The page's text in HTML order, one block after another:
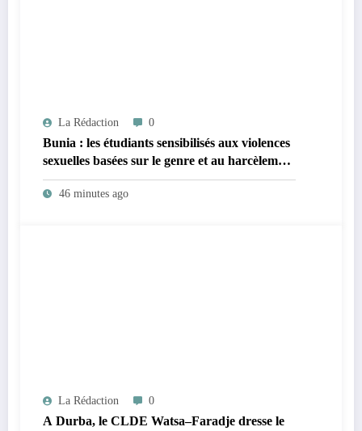
La Rédaction 0
Bunia : les étudiants sensibilisés aux violences
sexuelles basées sur le genre et au harcèlement
sexuel en milieu universitaire
46 minutes ago
La Rédaction 0
A Durba, le CLDE Watsa–Faradje dresse le